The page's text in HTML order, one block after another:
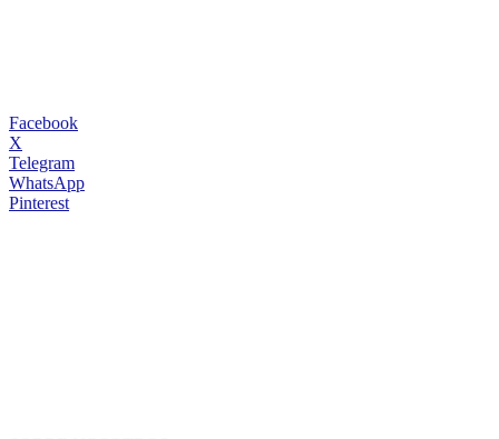
Facebook
X
Telegram
WhatsApp
Pinterest